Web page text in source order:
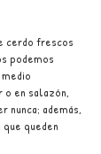
cerdo frescos
podemos
en salazón,
además,
queden